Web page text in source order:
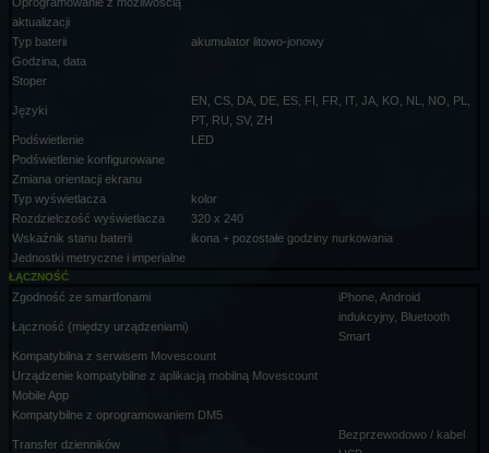
aktualizacji
Typ baterii
akumulator litowo-jonowy
Godzina, data
Stoper
Języki
EN, CS, DA, DE, ES, FI, FR, IT, JA, KO, NL, NO, PL,
PT, RU, SV, ZH
Podświetlenie
LED
Podświetlenie konfigurowane
Zmiana orientacji ekranu
Typ wyświetlacza
kolor
Rozdzielczość wyświetlacza
320 x 240
Wskaźnik stanu baterii
ikona + pozostałe godziny nurkowania
Jednostki metryczne i imperialne
ŁĄCZNOŚĆ
Zgodność ze smartfonami iPhone, Android
Łączność (między urządzeniami)
indukcyjny, Bluetooth
Smart
Kompatybilna z serwisem Movescount
Urządzenie kompatybilne z aplikacją mobilną Movescount
Mobile App
Kompatybilne z oprogramowaniem DM5
Transfer dzienników
Bezprzewodowo / kabel